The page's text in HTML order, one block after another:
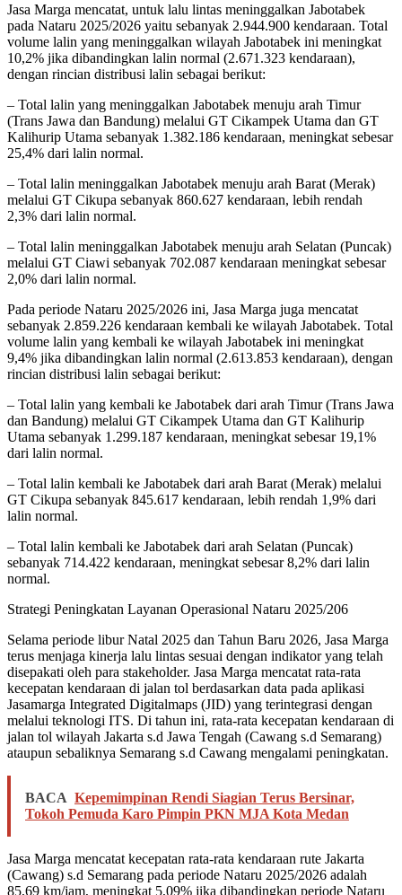
Jasa Marga mencatat, untuk lalu lintas meninggalkan Jabotabek
pada Nataru 2025/2026 yaitu sebanyak 2.944.900 kendaraan. Total
volume lalin yang meninggalkan wilayah Jabotabek ini meningkat
10,2% jika dibandingkan lalin normal (2.671.323 kendaraan),
dengan rincian distribusi lalin sebagai berikut:
– Total lalin yang meninggalkan Jabotabek menuju arah Timur
(Trans Jawa dan Bandung) melalui GT Cikampek Utama dan GT
Kalihurip Utama sebanyak 1.382.186 kendaraan, meningkat sebesar
25,4% dari lalin normal.
– Total lalin meninggalkan Jabotabek menuju arah Barat (Merak)
melalui GT Cikupa sebanyak 860.627 kendaraan, lebih rendah
2,3% dari lalin normal.
– Total lalin meninggalkan Jabotabek menuju arah Selatan (Puncak)
melalui GT Ciawi sebanyak 702.087 kendaraan meningkat sebesar
2,0% dari lalin normal.
Pada periode Nataru 2025/2026 ini, Jasa Marga juga mencatat
sebanyak 2.859.226 kendaraan kembali ke wilayah Jabotabek. Total
volume lalin yang kembali ke wilayah Jabotabek ini meningkat
9,4% jika dibandingkan lalin normal (2.613.853 kendaraan), dengan
rincian distribusi lalin sebagai berikut:
– Total lalin yang kembali ke Jabotabek dari arah Timur (Trans Jawa
dan Bandung) melalui GT Cikampek Utama dan GT Kalihurip
Utama sebanyak 1.299.187 kendaraan, meningkat sebesar 19,1%
dari lalin normal.
– Total lalin kembali ke Jabotabek dari arah Barat (Merak) melalui
GT Cikupa sebanyak 845.617 kendaraan, lebih rendah 1,9% dari
lalin normal.
– Total lalin kembali ke Jabotabek dari arah Selatan (Puncak)
sebanyak 714.422 kendaraan, meningkat sebesar 8,2% dari lalin
normal.
Strategi Peningkatan Layanan Operasional Nataru 2025/206
Selama periode libur Natal 2025 dan Tahun Baru 2026, Jasa Marga
terus menjaga kinerja lalu lintas sesuai dengan indikator yang telah
disepakati oleh para stakeholder. Jasa Marga mencatat rata-rata
kecepatan kendaraan di jalan tol berdasarkan data pada aplikasi
Jasamarga Integrated Digitalmaps (JID) yang terintegrasi dengan
melalui teknologi ITS. Di tahun ini, rata-rata kecepatan kendaraan di
jalan tol wilayah Jakarta s.d Jawa Tengah (Cawang s.d Semarang)
ataupun sebaliknya Semarang s.d Cawang mengalami peningkatan.
BACA Kepemimpinan Rendi Siagian Terus Bersinar,
Tokoh Pemuda Karo Pimpin PKN MJA Kota Medan
Jasa Marga mencatat kecepatan rata-rata kendaraan rute Jakarta
(Cawang) s.d Semarang pada periode Nataru 2025/2026 adalah
85,69 km/jam, meningkat 5,09% jika dibandingkan periode Nataru